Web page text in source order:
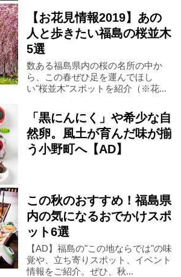
国見町 伊達市
鏡石町 白河市
棚倉町
会津美里町 飯舘村
本宮市 平田村
天栄村 北塩原村
【お花見情報2019】あの
人と歩きたい福島の桜並木
5選
数ある福島県内の桜の名所の中か
ら、この春ぜひ足を運んでほし
い"桜並木"スポットを紹介（※花...
「黒にんにく」や希少な自
然卵。風土が育んだ味が揃
う小野町へ【AD】
この秋のおすすめ！福島県
内の気になるおでかけスポ
ット6選
【AD】福島の"この地ならでは"の味
覚や、立ち寄りスポット、イベント
情報をご紹介。ぜひ、秋...